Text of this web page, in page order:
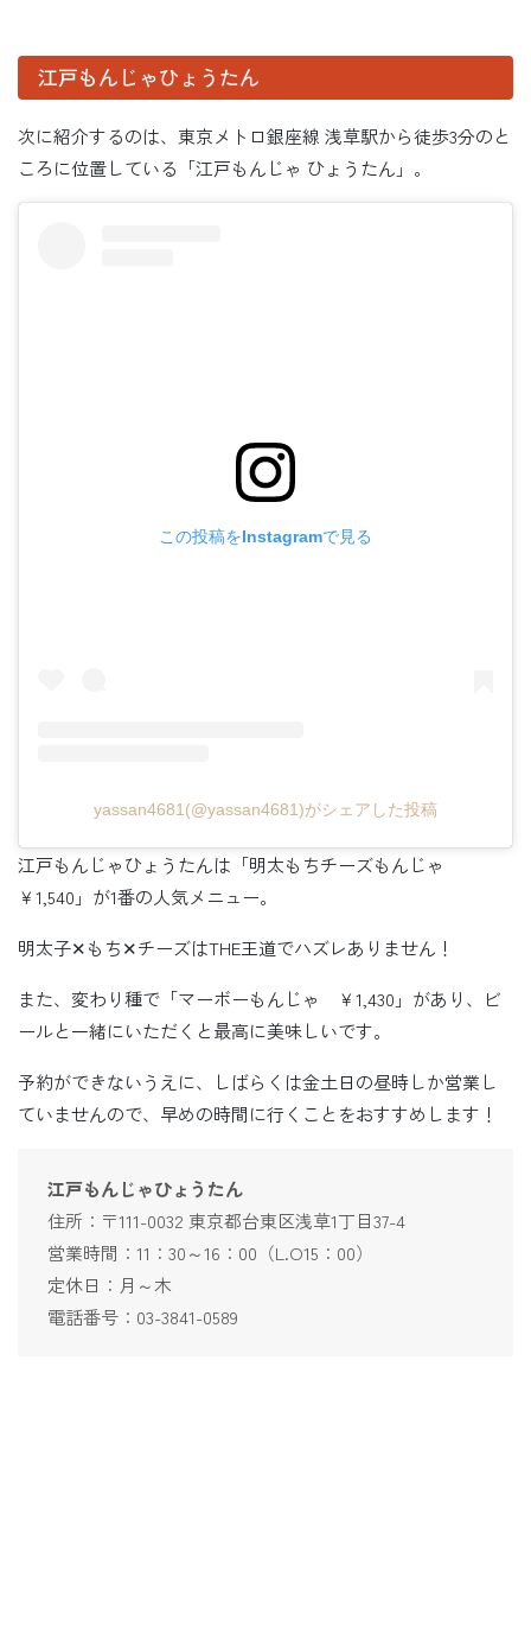
江戸もんじゃひょうたん
次に紹介するのは、東京メトロ銀座線 浅草駅から徒歩3分のと
ころに位置している「江戸もんじゃ ひょうたん」。
この投稿をInstagramで見る
yassan4681(@yassan4681)がシェアした投稿
江戸もんじゃひょうたんは「明太もちチーズもんじゃ
￥1,540」が1番の人気メニュー。
明太子✕もち✕チーズはTHE王道でハズレありません！
また、変わり種で「マーボーもんじゃ ￥1,430」があり、ビ
ールと一緒にいただくと最高に美味しいです。
予約ができないうえに、しばらくは金土日の昼時しか営業し
ていませんので、早めの時間に行くことをおすすめします！
江戸もんじゃひょうたん
住所：〒111-0032 東京都台東区浅草1丁目37-4
営業時間：11：30～16：00（L.O15：00）
定休日：月～木
電話番号：03-3841-0589